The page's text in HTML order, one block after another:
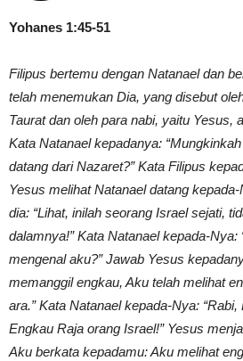
Yohanes 1:45-51
Filipus bertemu dengan Natanael dan
telah menemukan Dia, yang disebut
Taurat dan oleh para nabi, yaitu Yesus,
Kata Natanael kepadanya:
datang dari Nazaret?” Kata Filipus
Yesus melihat Natanael datang
dia: “Lihat, inilah seorang Israel sejati,
dalamnya!” Kata Natanael kepada-Nya:
mengenal aku?” Jawab Yesus
memanggil engkau, Aku telah melihat
ara.” Kata Natanael kepada-Nya: “Rabi,
Engkau Raja orang Israel!” Yesus
Aku berkata kepadamu: Aku melihat